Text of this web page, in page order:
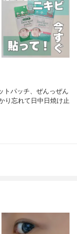
トパッチ、ぜんっぜん
り忘れて日中日焼け止